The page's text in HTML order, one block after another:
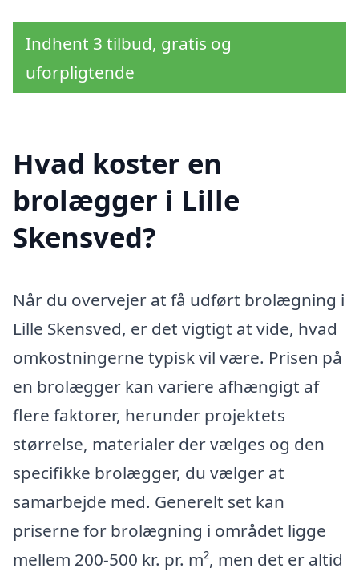
Indhent 3 tilbud, gratis og
uforpligtende
Hvad koster en
brolægger i Lille
Skensved?
Når du overvejer at få udført brolægning i
Lille Skensved, er det vigtigt at vide, hvad
omkostningerne typisk vil være. Prisen på
en brolægger kan variere afhængigt af
flere faktorer, herunder projektets
størrelse, materialer der vælges og den
specifikke brolægger, du vælger at
samarbejde med. Generelt set kan
priserne for brolægning i området ligge
mellem 200-500 kr. pr. m², men det er altid